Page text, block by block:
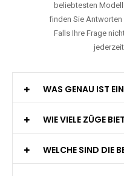
beliebtesten
finden Sie
Falls Ihre Frage
WAS GENAU IST
WIE VIELE ZÜGE
WELCHE SIND DIE